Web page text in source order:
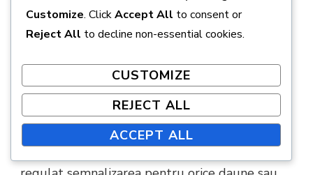
terenurile de mini-golf. Semnele trebuie să
transmită nu doar informații, ci și să asigure
Aceasta include utilizarea materialelor care
sunt durabile și rezistente la intemperii pentru
a preveni deteriorarea în timp.
Operatorii terenurilor ar trebui să inspecteze
Customize. ClickAccept All to consent or
Reject All to decline non-essential cookies.
CUSTOMIZE
REJECT ALL
ACCEPT ALL